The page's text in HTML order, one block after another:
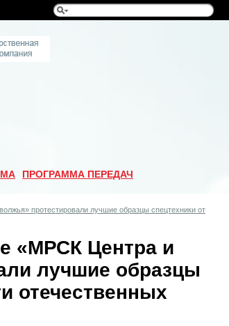
ПРОГРАММА ПЕРЕДАЧ
протестировали лучшие образцы спецтехники от
«МРСК Центра и
лучшие образцы
отечественных